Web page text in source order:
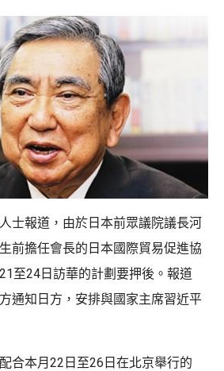
士報道，由於日本前眾議院議長河
前擔任會長的日本國際貿易促進協
至24日訪華的計劃要押後。報道
通知日方，安排與國家主席習近平
合本月22日至26日在北京舉行的